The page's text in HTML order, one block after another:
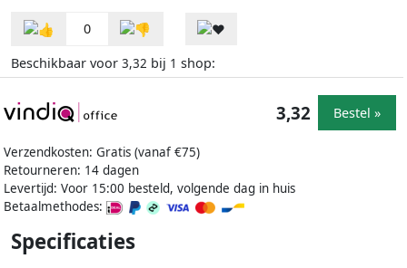
0
Beschikbaar voor 3,32 bij 1 shop:
Verzendkosten: Gratis (vanaf €75)
Retourneren: 14 dagen
Levertijd: Voor 15:00 besteld, volgende dag in huis
Betaalmethodes:
3,32 Bestel »
Specificaties